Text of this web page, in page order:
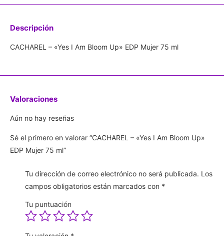
Descripción
CACHAREL – «Yes I Am Bloom Up» EDP Mujer 75 ml
Valoraciones
Aún no hay reseñas
Sé el primero en valorar “CACHAREL – «Yes I Am Bloom Up»
EDP Mujer 75 ml”
Tu dirección de correo electrónico no será publicada. Los
campos obligatorios están marcados con *
Tu puntuación